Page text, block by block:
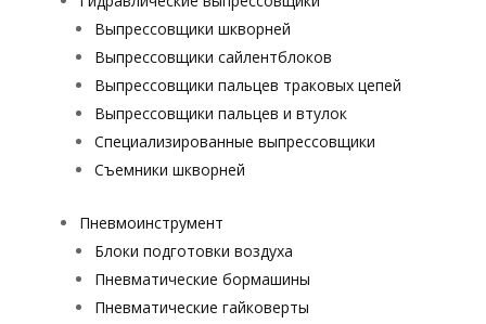
Выпрессовщики шкворней
Выпрессовщики сайлентблоков
Выпрессовщики пальцев траковых цепей
Выпрессовщики пальцев и втулок
Специализированные выпрессовщики
Cъемники шкворней
Пневмоинструмент
Блоки подготовки воздуха
Пневматические бормашины
Пневматические гайковерты